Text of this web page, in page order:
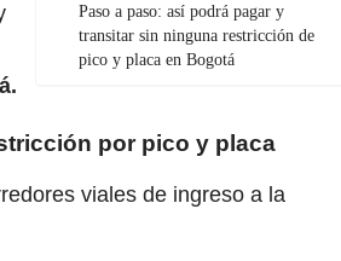
Paso a paso: así podrá pagar y
transitar sin ninguna restricción de
pico y placa en Bogotá
por pico y placa
viales de ingreso a la